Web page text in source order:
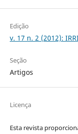
Edição
v. 17 n. 2 (2012):
Seção
Artigos
Licença
Esta revista